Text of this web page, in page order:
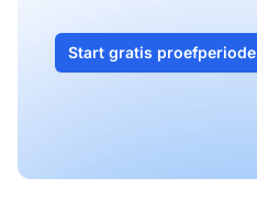
Start gratis proefperiode